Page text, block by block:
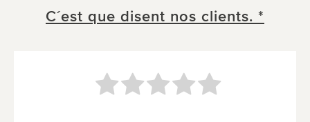
C´est que disent nos clients. *